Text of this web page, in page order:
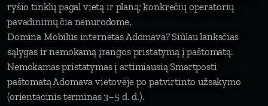
ryšio tinklų pagal vietą ir planą; konkrečių operatorių
pavadinimų čia nenurodome.
Domina Mobilus internetas Adomava? Siūlau lanksčias
sąlygas ir nemokamą įrangos pristatymą į paštomatą.
Nemokamas pristatymas į artimiausią Smartposti
paštomatą Adomava vietovėje po patvirtinto užsakymo
(orientacinis terminas 3–5 d. d.).